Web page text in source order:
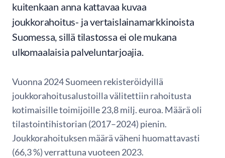
kuitenkaan anna kattavaa kuvaa
joukkorahoitus- ja vertaislainamarkkinoista
Suomessa, sillä tilastossa ei ole mukana
ulkomaalaisia palveluntarjoajia.
Vuonna 2024 Suomeen rekisteröidyillä
joukkorahoitusalustoilla välitettiin rahoitusta
kotimaisille toimijoille 23,8 milj. euroa. Määrä oli
tilastointihistorian (2017–2024) pienin.
Joukkorahoituksen määrä väheni huomattavasti
(66,3 %) verrattuna vuoteen 2023.